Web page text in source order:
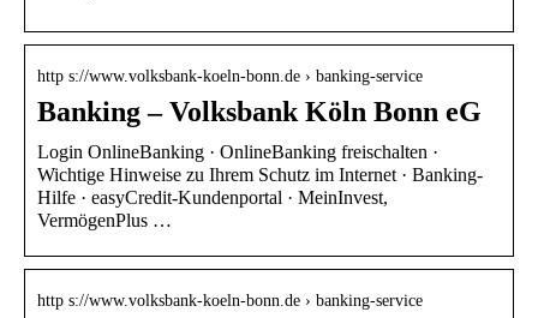
http s://www.volksbank-koeln-bonn.de › banking-service
Banking – Volksbank Köln Bonn eG
Login OnlineBanking · OnlineBanking freischalten ·
Wichtige Hinweise zu Ihrem Schutz im Internet · Banking-
Hilfe · easyCredit-Kundenportal · MeinInvest,
VermögenPlus …
http s://www.volksbank-koeln-bonn.de › banking-service